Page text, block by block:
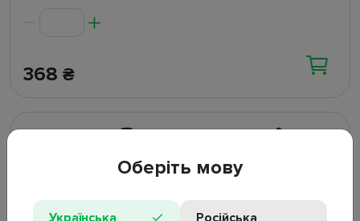
368 ₴
Оберіть мову
Українська Російська